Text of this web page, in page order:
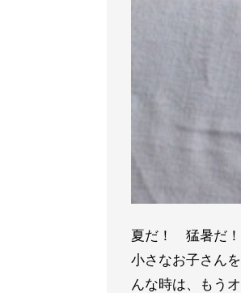
夏だ！ 猛暑だ
小さなお子さん
んな時は、もう